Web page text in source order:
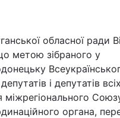
обласної ради
метою зібраного у
і депутатів
Союзу
органа,